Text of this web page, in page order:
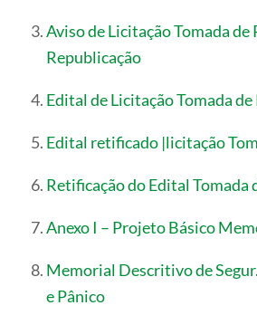
Aviso de Licitação Tomada de
Republicação
Edital de Licitação Tomada de
Edital retificado |licitação
Retificação do Edital Tomada
Anexo I – Projeto Básico
Memorial Descritivo de
e Pânico